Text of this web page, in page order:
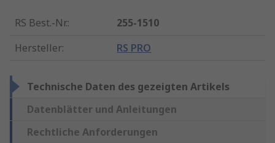
RS Best.-Nr.:
255-1510
Hersteller: RS PRO
Technische Daten des gezeigten Artikels
Datenblätter und Anleitungen
Rechtliche Anforderungen